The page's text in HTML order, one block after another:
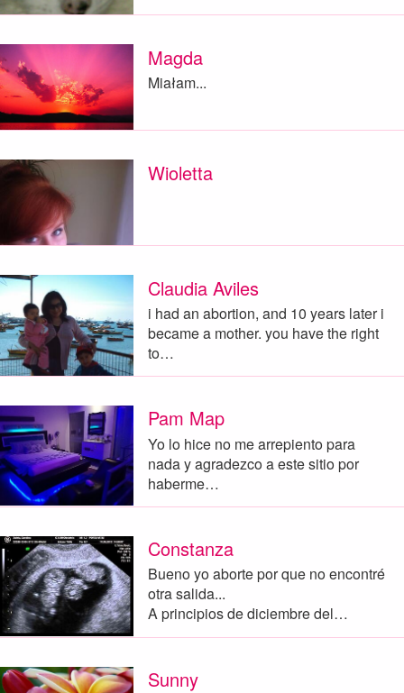
Magda
Miałam...
Wioletta
Claudia Aviles
i had an abortion, and 10 years later i
became a mother. you have the right
to…
Pam Map
Yo lo hice no me arrepiento para
nada y agradezco a este sitio por
haberme…
Constanza
Bueno yo aborte por que no encontré
otra salida...
A principios de diciembre del…
Sunny